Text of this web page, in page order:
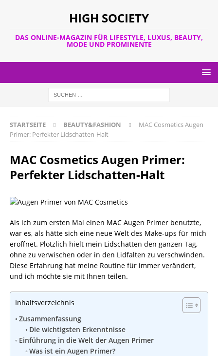
HIGH SOCIETY
DAS ONLINE-MAGAZIN FÜR LIFESTYLE, LUXUS, BEAUTY,
MODE UND PROMINENTE
STARTSEITE BEAUTY&FASHION
MAC Cosmetics Augen
Primer: Perfekter Lidschatten-Halt
MAC Cosmetics Augen Primer:
Perfekter Lidschatten-Halt
Als ich zum ersten Mal einen MAC Augen Primer benutzte,
war es, als hätte sich eine neue Welt des Make-ups für mich
eröffnet. Plötzlich hielt mein Lidschatten den ganzen Tag,
ohne zu verwischen oder in den Lidfalten zu verschwinden.
Diese Erfahrung hat meine Routine für immer verändert,
und ich möchte sie mit Ihnen teilen.
Inhaltsverzeichnis
Zusammenfassung
Die wichtigsten Erkenntnisse
Einführung in die Welt der Augen Primer
Was ist ein Augen Primer?